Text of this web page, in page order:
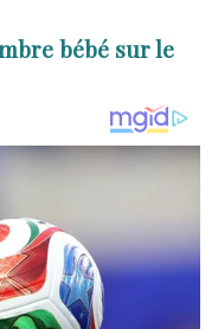
bébé sur le